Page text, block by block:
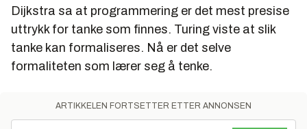
Dijkstra sa at programmering er det mest presise
uttrykk for tanke som finnes. Turing viste at slik
tanke kan formaliseres. Nå er det selve
formaliteten som lærer seg å tenke.
ARTIKKELEN FORTSETTER ETTER ANNONSEN